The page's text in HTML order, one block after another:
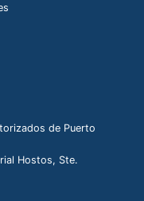
de Puerto
Hostos, Ste.